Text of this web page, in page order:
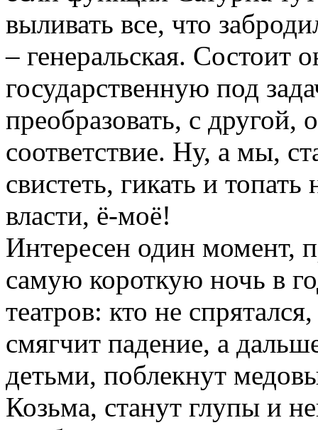
выливать все, что
– генеральская. Состоит
государственную под
преобразовать, с другой,
соответствие. Ну, а мы,
свистеть, гикать и
власти, ё-моё!
Интересен один момент,
самую короткую ночь в
театров: кто не
смягчит падение, а
детьми, поблекнут
Козьма, станут глупы и